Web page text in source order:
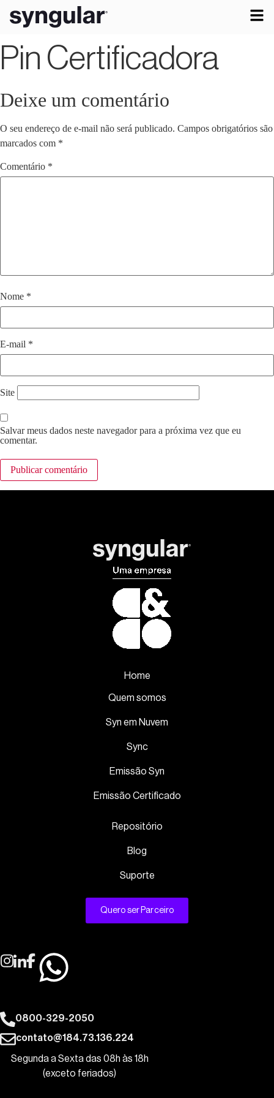
Pin Certificadora
Deixe um comentário
O seu endereço de e-mail não será publicado. Campos obrigatórios são
marcados com *
Comentário *
Nome *
E-mail *
Site
Salvar meus dados neste navegador para a próxima vez que eu
comentar.
Home
Quem somos
Syn em Nuvem
Sync
Emissão Syn
Emissão Certificado
Repositório
Blog
Suporte
Quero ser Parceiro
0800-329-2050
contato@184.73.136.224
Segunda a Sexta das 08h às 18h
(exceto feriados)